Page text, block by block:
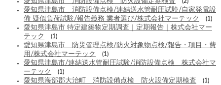
愛知県津島市 消防設備点検/連結送水管耐圧試験/自家発電設
備 疑似負荷試験/報告義務 業者選び/株式会社マーテック
(1)
愛知県津島市 特定建築物定期調査｜定期報告｜株式会社マー
テック
(1)
愛知県津島市 防災管理点検/防火対象物点検/報告・項目・費
用/株式会社マーテック
(1)
愛知県津島市/連結送水管耐圧試験/消防設備点検 株式会社マ
ーテック
(1)
愛知県海部郡大治町 消防設備点検 防火設備定期検査 (1)